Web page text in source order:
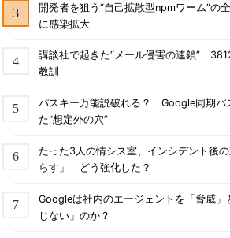
開発者を狙う“自己拡散型npmワーム”
に感染拡大
講談社で起きた“メール侵害の連鎖”
教訓
パスキー万能説破れる？ Google同期パ
た“想定外の穴”
たった3人の情シス室、インシデント後
らす」 どう強化した？
Googleは社内のエージェントを「脅威
じない」のか？